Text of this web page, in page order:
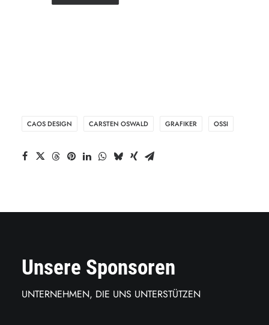
CAOS DESIGN CARSTEN OSWALD GRAFIKER OSSI
Unsere Sponsoren
UNTERNEHMEN, DIE UNS UNTERSTÜTZEN